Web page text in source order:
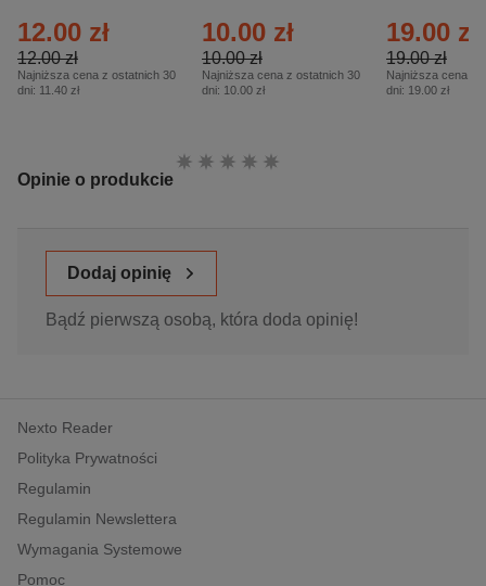
12.00 zł
12.00 zł
Najniższa cena z ostatnich 30
dni: 11.40 zł
10.00 zł
10.00 zł
Najniższa cena z ostatnich 30
dni: 10.00 zł
– 2/2026
19.00 zł
19.00 zł
Najniższa cena z
dni: 19.00 zł
Opinie o produkcie
Ocena:
Dodaj opinię
Bądź pierwszą osobą, która doda opinię!
Nexto Reader
Polityka Prywatności
Regulamin
Regulamin Newslettera
Wymagania Systemowe
Pomoc